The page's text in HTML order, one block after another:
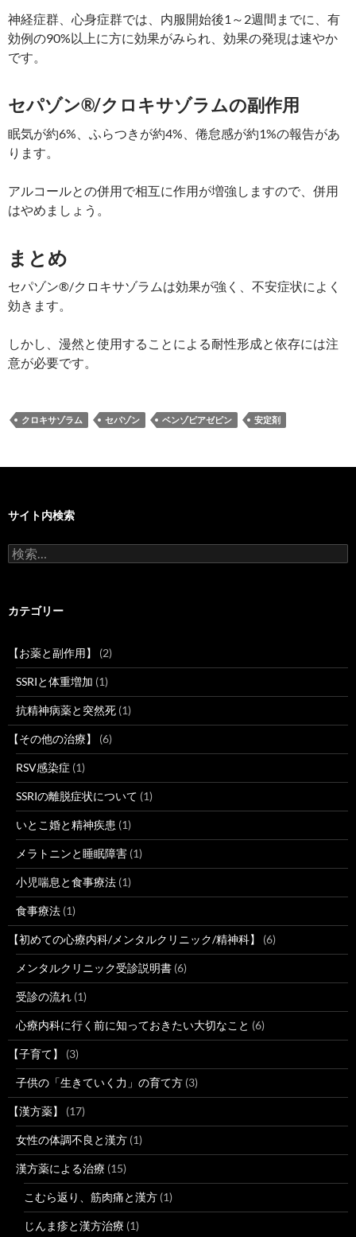
神経症群、心身症群では、内服開始後1～2週間までに、有
効例の90%以上に方に効果がみられ、効果の発現は速やか
です。
セパゾン®/クロキサゾラムの副作用
眠気が約6%、ふらつきが約4%、倦怠感が約1%の報告があ
ります。
アルコールとの併用で相互に作用が増強しますので、併用
はやめましょう。
まとめ
セパゾン®/クロキサゾラムは効果が強く、不安症状によく
効きます。
しかし、漫然と使用することによる耐性形成と依存には注
意が必要です。
クロキサゾラム セパゾン ベンゾピアゼピン 安定剤
サイト内検索
検
索:
カテゴリー
【お薬と副作用】 (2)
SSRIと体重増加 (1)
抗精神病薬と突然死 (1)
【その他の治療】 (6)
RSV感染症 (1)
SSRIの離脱症状について (1)
いとこ婚と精神疾患 (1)
メラトニンと睡眠障害 (1)
小児喘息と食事療法 (1)
食事療法 (1)
【初めての心療内科/メンタルクリニック/精神科】 (6)
メンタルクリニック受診説明書 (6)
受診の流れ (1)
心療内科に行く前に知っておきたい大切なこと (6)
【子育て】 (3)
子供の「生きていく力」の育て方 (3)
【漢方薬】 (17)
女性の体調不良と漢方 (1)
漢方薬による治療 (15)
こむら返り、筋肉痛と漢方 (1)
じんま疹と漢方治療 (1)